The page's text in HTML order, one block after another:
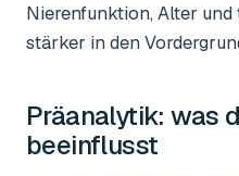
Nierenfunktion, Alter
stärker in den
Präanalytik: was
beeinflusst